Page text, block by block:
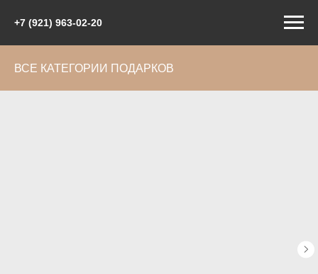
+7 (921) 963-02-20
ВСЕ КАТЕГОРИИ ПОДАРКОВ